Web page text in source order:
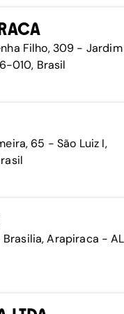
Filho, 309 - Jardim
010, Brasil
65 - São Luiz I,
Brasilia, Arapiraca -